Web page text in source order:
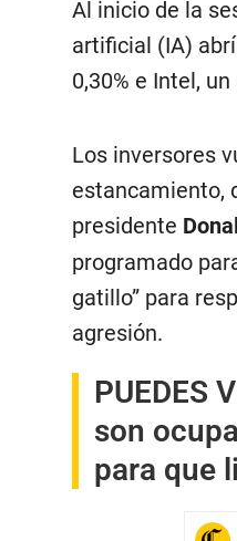
Al inicio de la
artificial (IA)
0,30% e Intel, un
Los inversores
estancamiento,
presidente
programado
gatillo” para
agresión.
PUEDES
son
para que